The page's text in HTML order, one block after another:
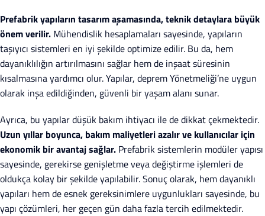
Prefabrik yapıların tasarım aşamasında, teknik detaylara büyük
önem verilir. Mühendislik hesaplamaları sayesinde, yapıların
taşıyıcı sistemleri en iyi şekilde optimize edilir. Bu da, hem
dayanıklılığın artırılmasını sağlar hem de inşaat süresinin
kısalmasına yardımcı olur. Yapılar, deprem Yönetmeliği’ne uygun
olarak inşa edildiğinden, güvenli bir yaşam alanı sunar.
Ayrıca, bu yapılar düşük bakım ihtiyacı ile de dikkat çekmektedir.
Uzun yıllar boyunca, bakım maliyetleri azalır ve kullanıcılar için
ekonomik bir avantaj sağlar. Prefabrik sistemlerin modüler yapısı
sayesinde, gerekirse genişletme veya değiştirme işlemleri de
oldukça kolay bir şekilde yapılabilir. Sonuç olarak, hem dayanıklı
yapıları hem de esnek gereksinimlere uygunlukları sayesinde, bu
yapı çözümleri, her geçen gün daha fazla tercih edilmektedir.